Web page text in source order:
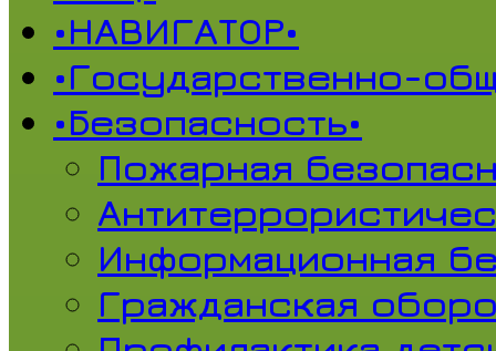
•НАВИГАТОР•
•Государственно-
•Безопасность•
Пожарная
Информационная
Гражданская